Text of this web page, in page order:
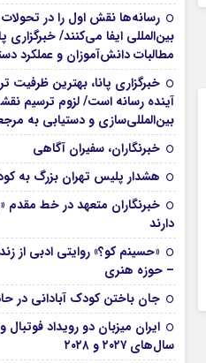
رسانه‌ها نقش اول را در
بین‌المللی ایفا می‌کنند/ خبرگزاری
مطالبات دانش‌آموزان و عملکرد
خبرگزاری پانا، بهترین
آینده رسانه است/ لزوم ترسیم
بین‌المللی‌سازی و دستیابی به
خبرنگاران، سفیران آگاهی
هشدار پلیس تهران بزرگ به
خبرنگاران متعهد در خط مقدم
دارند
«حسینم کو؟» روایتی ادبی از
– حوزه هنری
جان باختن کودک آبادانی در
ایران میزبان دو رویداد
سال‌های ۲۰۲۷ و ۲۰۲۸